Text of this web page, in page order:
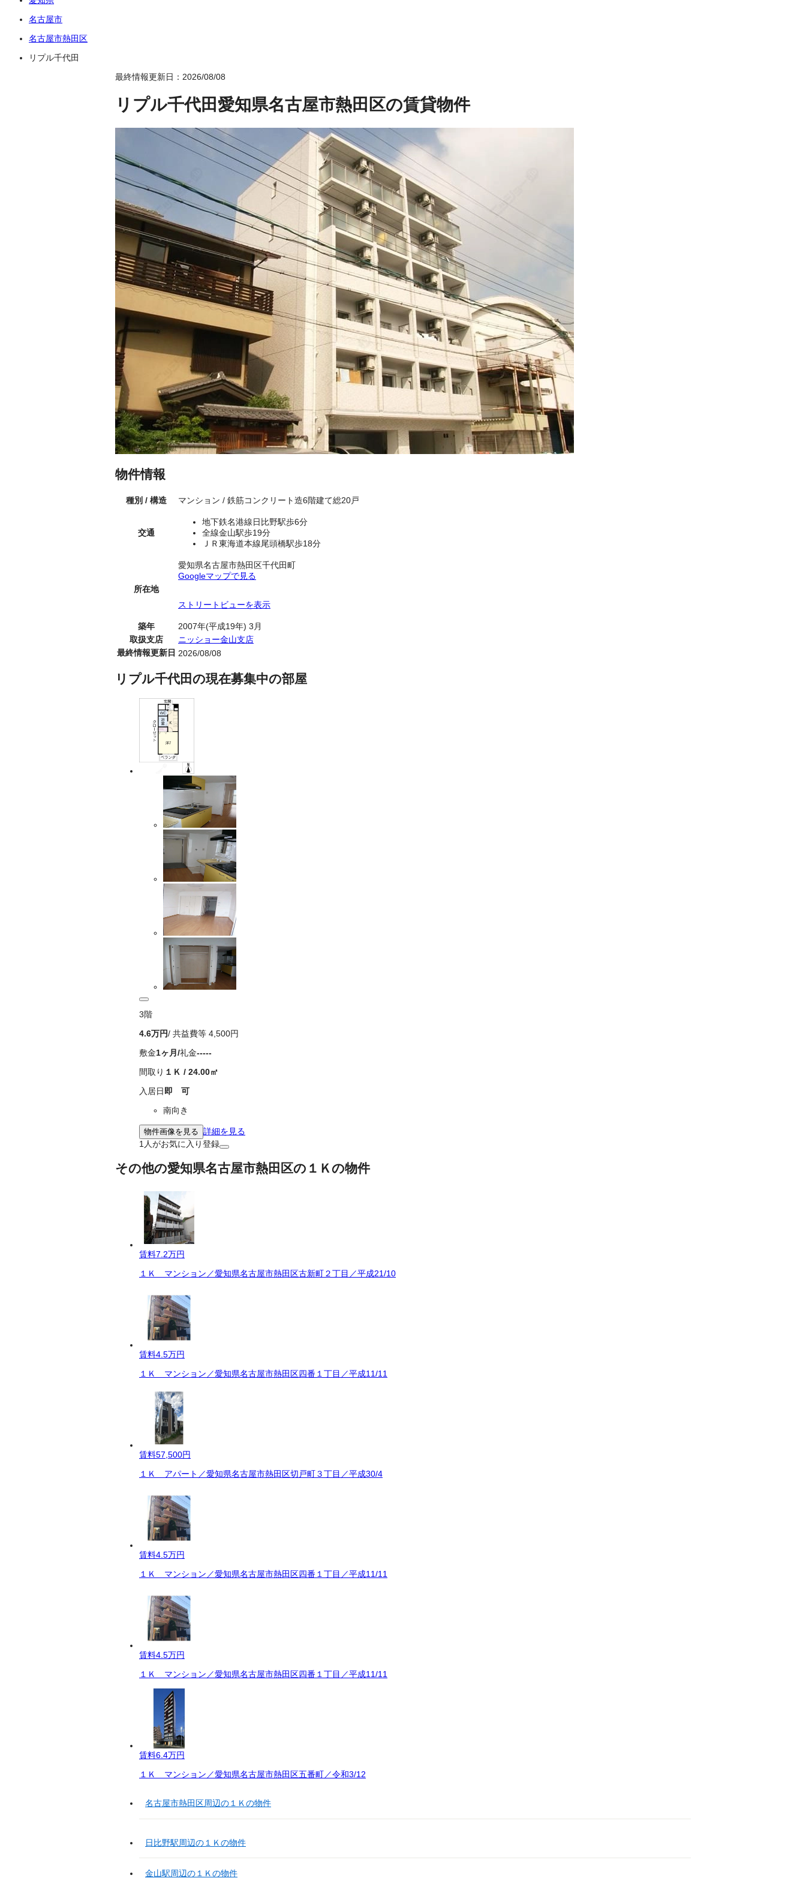
名古屋市
名古屋市熱田区
リプル千代田
最終情報更新日：2026/08/08
リプル千代田 愛知県名古屋市熱田区の賃貸物件
物件情報
種別 / 構造 マンション / 鉄筋コンクリート造6階建て総20戸
交通
地下鉄名港線日比野駅歩6分
全線金山駅歩19分
ＪＲ東海道本線尾頭橋駅歩18分
所在地
愛知県名古屋市熱田区千代田町
Googleマップで見る
ストリートビューを表示
築年
2007年(平成19年) 3月
取扱支店
ニッショー金山支店
最終情報更新日 2026/08/08
リプル千代田の現在募集中の部屋
3階
4.6万円/ 共益費等 4,500円
敷金1ヶ月 /礼金-----
間取り １Ｋ / 24.00㎡
入居日 即 可
南向き
物件画像を見る 詳細を見る
1 人がお気に入り登録
その他の愛知県名古屋市熱田区の１Ｋの物件
賃料7.2万円
１Ｋ マンション／愛知県名古屋市熱田区古新町２丁目／平成21/10
賃料4.5万円
１Ｋ マンション／愛知県名古屋市熱田区四番１丁目／平成11/11
賃料57,500円
１Ｋ アパート／愛知県名古屋市熱田区切戸町３丁目／平成30/4
賃料4.5万円
１Ｋ マンション／愛知県名古屋市熱田区四番１丁目／平成11/11
賃料4.5万円
１Ｋ マンション／愛知県名古屋市熱田区四番１丁目／平成11/11
賃料6.4万円
１Ｋ マンション／愛知県名古屋市熱田区五番町／令和3/12
名古屋市熱田区周辺の１Ｋの物件
日比野駅周辺の１Ｋの物件
金山駅周辺の１Ｋの物件